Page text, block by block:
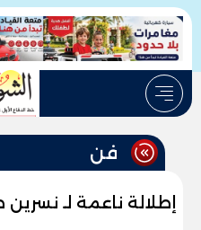
فن
إطلالة ناعمة لـ